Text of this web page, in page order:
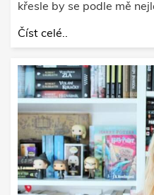
křesle by se podle mě
Číst celé..